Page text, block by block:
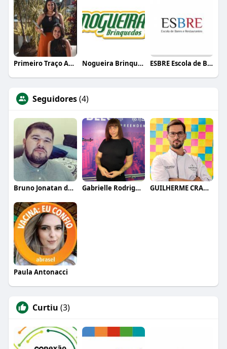
Primeiro Traço Arquitetura Nogueira Brinquedos ESBRE Escola de Bares e Restaurantes
Seguidores(4)
Bruno Jonatan de Sousa Gabrielle Rodrigues GUILHERME CRAMER BALLE
Paula Antonacci
Curtiu (3)